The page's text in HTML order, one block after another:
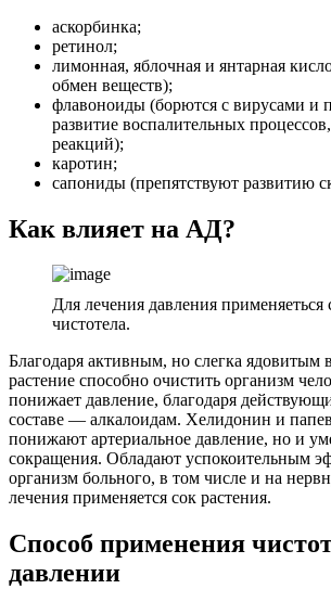
аскорбинка;
ретинол;
лимонная, яблочная и янтарная
обмен веществ);
флавоноиды (борются с вирусами и
развитие воспалительных
реакций);
каротин;
сапониды (препятствуют развитию
Как влияет на АД?
Для лечения давления применяеться
чистотела.
Благодаря активным, но слегка ядовитым
растение способно очистить организм
понижает давление, благодаря
составе — алкалоидам. Хелидонин и
понижают артериальное давление, но и
сокращения. Обладают успокоительным
организм больного, в том числе и на
лечения применяется сок растения.
Способ применения
давлении